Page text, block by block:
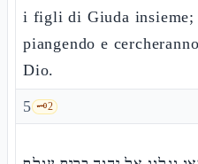
i figli di Giuda insieme;
piangendo e
Dio.
5 🗝️2